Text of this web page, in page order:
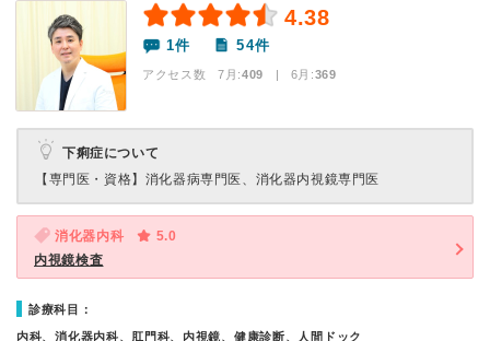
4.38
1件 54件
アクセス数 7月:409 | 6月:369
下痢症について
【専門医・資格】 消化器病専門医、消化器内視鏡専門医
消化器内科
5.0
内視鏡検査
診療科目：
内科、消化器内科、肛門科、内視鏡、健康診断、人間ドック